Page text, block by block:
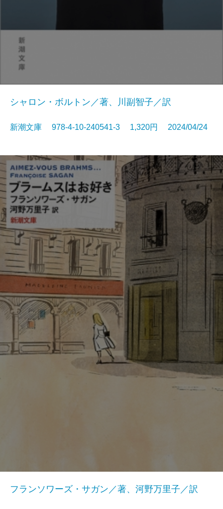
シャロン・ボルトン／著、川副智子／訳
新潮文庫 978-4-10-240541-3 1,320円 2024/04/24
フランソワーズ・サガン／著、河野万里子／訳